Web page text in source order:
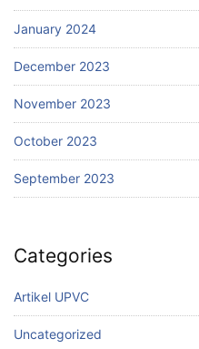
January 2024
December 2023
November 2023
October 2023
September 2023
Categories
Artikel UPVC
Uncategorized